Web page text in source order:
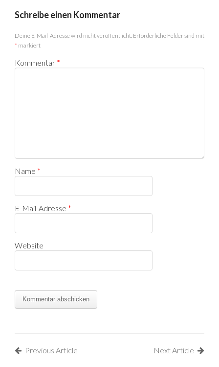
Schreibe einen Kommentar
Deine E-Mail-Adresse wird nicht veröffentlicht. Erforderliche Felder sind mit
* markiert
Kommentar *
Name *
E-Mail-Adresse *
Website
Previous Article Next Article